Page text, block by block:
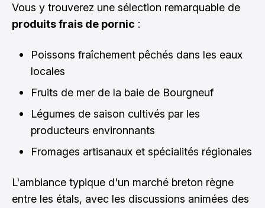
Vous y trouverez une sélection remarquable de
produits frais de pornic :
Poissons fraîchement pêchés dans les eaux
locales
Fruits de mer de la baie de Bourgneuf
Légumes de saison cultivés par les
producteurs environnants
Fromages artisanaux et spécialités régionales
L'ambiance typique d'un marché breton règne
entre les étals, avec les discussions animées des